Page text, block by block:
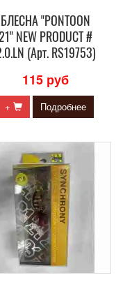
БЛЕСНА "PONTOON
NEW PRODUCT #
(Арт. RS19753)
115 руб
+ Подробнее